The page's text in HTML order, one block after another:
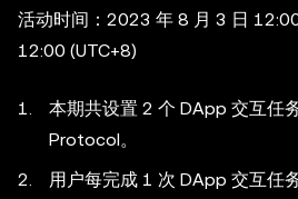
活动时间：2023 年 8 月 3 日
12:00 (UTC+8)
本期共设置 2 个 DApp 交互任
Protocol。
用户每完成 1 次 DApp 交互任